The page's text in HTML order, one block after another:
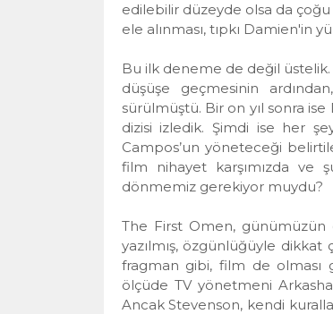
edilebilir düzeyde olsa da çoğu
ele alınması, tıpkı Damien'in
Bu ilk deneme de değil üstelik.
düşüşe geçmesinin
sürülmüştü. Bir on yıl sonra
dizisi izledik. Şimdi ise her
Campos’un yöneteceği
film nihayet karşımızda ve
dönmemiz gerekiyor muydu?
The First Omen,
yazılmış, özgünlüğüyle dikkat
fragman gibi, film de olması
ölçüde TV yönetmeni Arkasha
Ancak Stevenson, kendi